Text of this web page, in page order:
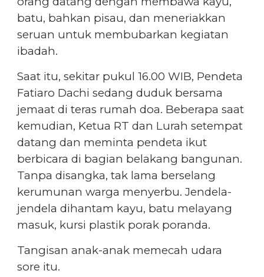
batu, bahkan pisau, dan meneriakkan
seruan untuk membubarkan kegiatan
ibadah.
Saat itu, sekitar pukul 16.00 WIB, Pendeta
Fatiaro Dachi sedang duduk bersama
jemaat di teras rumah doa. Beberapa saat
kemudian, Ketua RT dan Lurah setempat
datang dan meminta pendeta ikut
berbicara di bagian belakang bangunan.
Tanpa disangka, tak lama berselang
kerumunan warga menyerbu. Jendela-
jendela dihantam kayu, batu melayang
masuk, kursi plastik porak poranda.
Tangisan anak-anak memecah udara
sore itu.